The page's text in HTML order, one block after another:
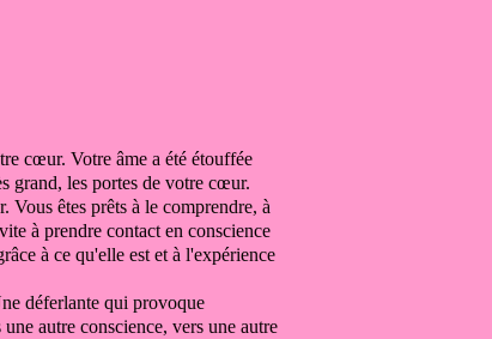
cœur. Votre âme a été étouffée
grand, les portes de votre cœur.
Vous êtes prêts à le comprendre, à
à prendre contact en conscience
à ce qu'elle est et à l'expérience
déferlante qui provoque
une autre conscience, vers une autre